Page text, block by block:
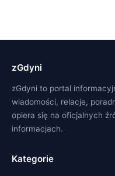
zGdyni
zGdyni to portal
wiadomości, relacje,
opiera się na oficjalnych
informacjach.
Kategorie